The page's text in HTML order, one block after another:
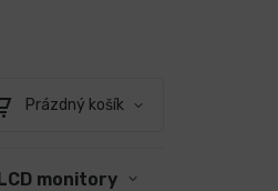
Prázdný košík
monitory